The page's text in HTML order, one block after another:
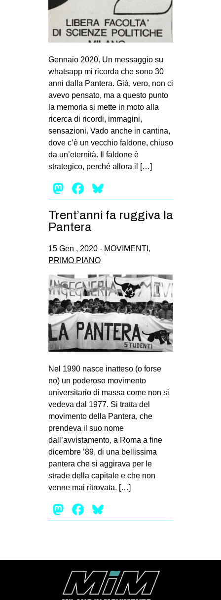
MUSICA
RECENSIONI
AMERICHE
ESTREMO ORIENTE
EUROPA
MEDIO ORIENTE
MONDO
EVENTI
Fb
ms
SEARCH
Gennaio 2020. Un messaggio su
whatsapp mi ricorda che sono 30
anni dalla Pantera. Già, vero, non ci
avevo pensato, ma a questo punto
la memoria si mette in moto alla
ricerca di ricordi, immagini,
sensazioni. Vado anche in cantina,
dove c’è un vecchio faldone, chiuso
da un’eternità. Il faldone è
strategico, perché allora il […]
Mastodon
Facebook
Trent’anni fa ruggiva la
Pantera
15 Gen , 2020 - MOVIMENTI ,
PRIMO PIANO
Nel 1990 nasce inatteso (o forse
no) un poderoso movimento
universitario di massa come non si
vedeva dal 1977. Si tratta del
movimento della Pantera, che
prendeva il suo nome
dall’avvistamento, a Roma a fine
dicembre ’89, di una bellissima
pantera che si aggirava per le
strade della capitale e che non
venne mai ritrovata. […]
Mastodon
Facebook